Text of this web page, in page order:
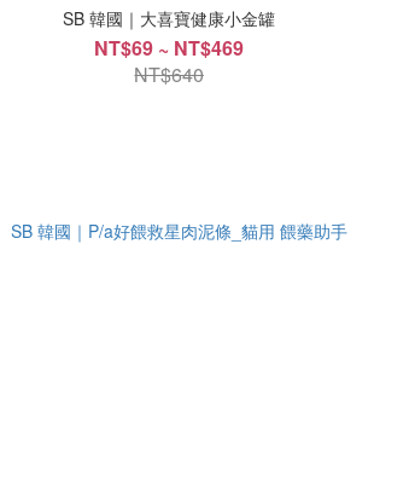
SB 韓國｜大喜寶健康小金罐
NT$69 ~ NT$469
NT$640